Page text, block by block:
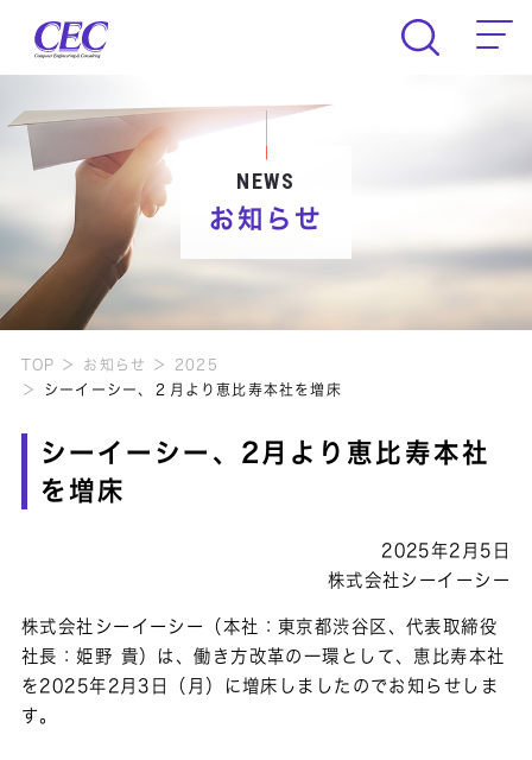
CEC Computer Engineering &
NEWS
お知らせ
TOP お知らせ
2025
シーイーシー、２月より恵比寿本社を増床
シーイーシー、2月より恵比寿本社
を増床
2025年2月5日
株式会社シーイーシー
株式会社シーイーシー（本社：東京都渋谷区、代表取締役
社長：姫野 貴）は、働き方改革の一環として、恵比寿本社
を2025年2月3日（月）に増床しましたのでお知らせしま
す。